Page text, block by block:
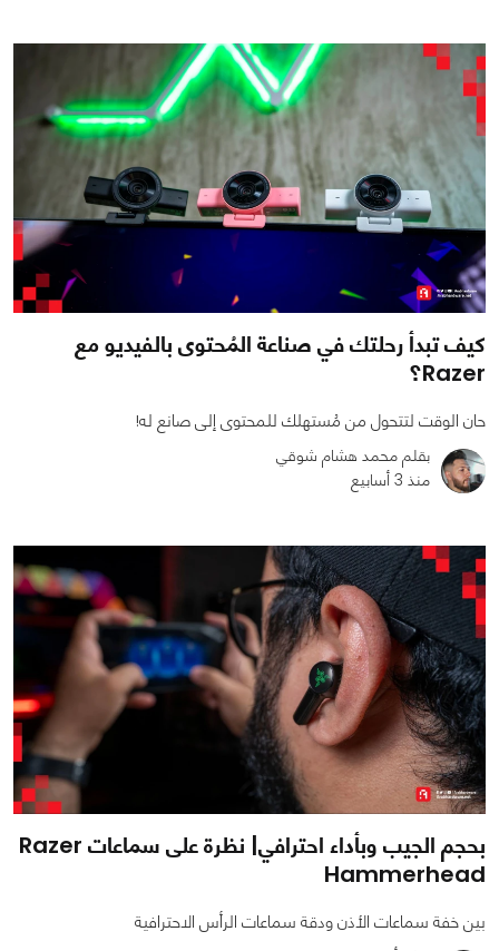
1
5272
كيف تبدأ رحلتك في صناعة المُحتوى بالفيديو مع
Razer؟
حان الوقت لتتحول من مُستهلك للمحتوى إلى صانع له!
بقلم محمد هشام شوقي
منذ 3 أسابيع
بحجم الجيب وبأداء احترافي| نظرة على سماعات Razer
Hammerhead
بين خفة سماعات الأذن ودقة سماعات الرأس الاحترافية